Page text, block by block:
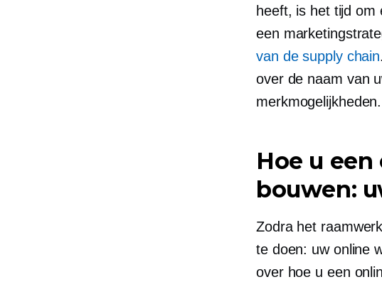
heeft, is het tijd om
een
van de supply chain
over de naam van
merkmogelijkheden.
Hoe u
bouwen:
Zodra het
te doen: uw online
over hoe u een